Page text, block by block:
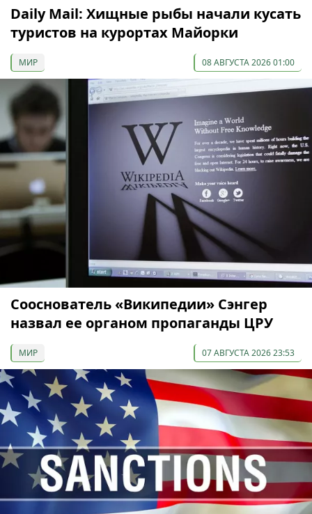
Daily Mail: Хищные рыбы начали кусать
туристов на курортах Майорки
МИР 08 АВГУСТА 2026 01:00
Сооснователь «Википедии» Сэнгер
назвал ее органом пропаганды ЦРУ
МИР 07 АВГУСТА 2026 23:53